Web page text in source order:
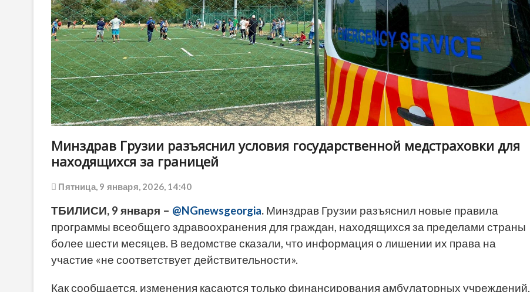
Минздрав Грузии разъяснил условия государственной медстраховки для
находящихся за границей
Пятница, 9 января, 2026, 14:40
ТБИЛИСИ, 9 января – @NGnewsgeorgia. Минздрав Грузии разъяснил новые правила
программы всеобщего здравоохранения для граждан, находящихся за пределами страны
более шести месяцев. В ведомстве сказали, что информация о лишении их права на
участие «не соответствует действительности».
Как сообщается, изменения касаются только финансирования амбулаторных учреждений.